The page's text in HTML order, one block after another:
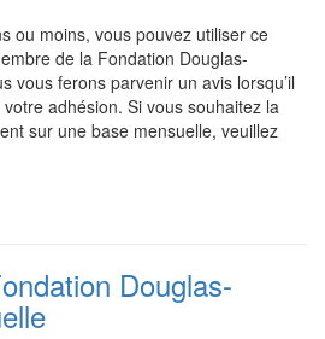
ou moins, vous pouvez utiliser ce
de la Fondation Douglas-
vous ferons parvenir un avis lorsqu’il
adhésion. Si vous souhaitez la
sur une base mensuelle, veuillez
Douglas-